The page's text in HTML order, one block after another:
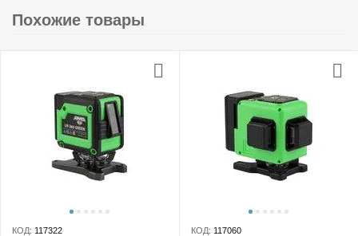
Похожие товары
КОД: 117322 КОД: 117060